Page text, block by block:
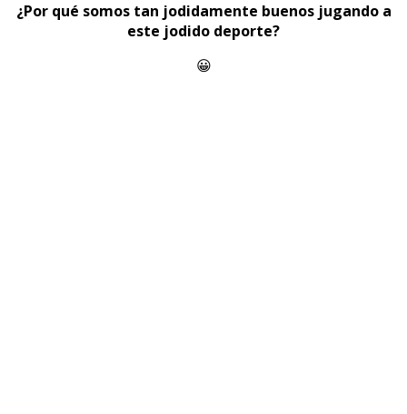
¿Por qué somos tan jodidamente buenos jugando a
este jodido deporte?
😀